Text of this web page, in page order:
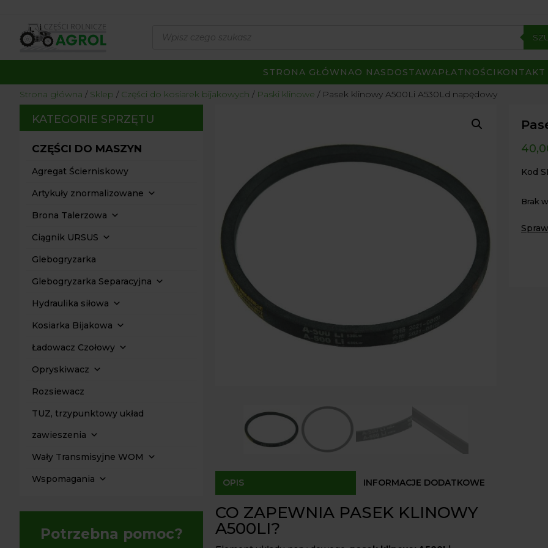
produktów
STRONA GŁÓWNAO NAS DOSTAWAPŁATNOŚCI KONTAKT
Strona główna / Sklep / Części do kosiarek bijakowych / Paski klinowe / Pasek klinowy A500Li A530Ld napędowy
KATEGORIE SPRZĘTU
CZĘŚCI DO MASZYN
Agregat Ścierniskowy
Artykuły znormalizowane
Brona Talerzowa
Ciągnik URSUS
Glebogryzarka
Glebogryzarka Separacyjna
Hydraulika siłowa
Kosiarka Bijakowa
Ładowacz Czołowy
Opryskiwacz
Rozsiewacz
TUZ, trzypunktowy układ
zawieszenia
Wały Transmisyjne WOM
Wspomagania
Potrzebna pomoc?
OPIS INFORMACJE DODATKOWE
CO ZAPEWNIA PASEK KLINOWY
A500LI?
Kod
Brak